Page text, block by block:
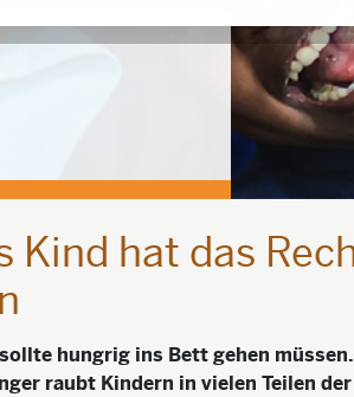
Kind hat das
hungrig ins Bett gehen
raubt Kindern in vielen Teilen